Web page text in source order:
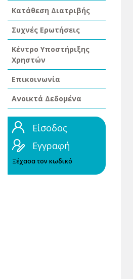
Κατάθεση Διατριβής
Συχνές Ερωτήσεις
Κέντρο Υποστήριξης
Χρηστών
Επικοινωνία
Ανοικτά Δεδομένα
Είσοδος
Εγγραφή
Ξέχασα τον κωδικό